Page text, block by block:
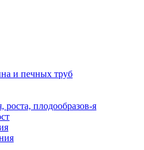
и печных труб
роста, плодообразов-я